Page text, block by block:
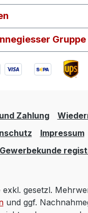
Gruppe
Zahlung
Impressum
exkl. gesetzl.
und ggf.